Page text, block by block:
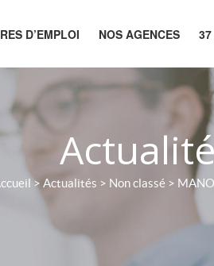
D’EMPLOI NOS AGENCES 37
> Actualités > Non classé >